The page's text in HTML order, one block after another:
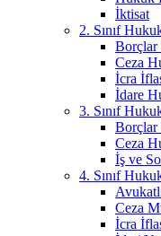
İktisat
2. Sınıf
Borçlar
Ceza
İcra
İdare
3. Sınıf
Ceza
İş ve
4. Sınıf
Ceza
İcra